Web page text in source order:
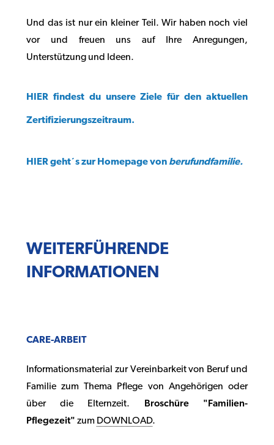
Und das ist nur ein kleiner Teil. Wir haben noch viel
vor und freuen uns auf Ihre Anregungen,
Unterstützung und Ideen.
HIER findest du unsere Ziele für den aktuellen
Zertifizierungszeitraum.
HIER geht´s zur Homepage von berufundfamilie.
WEITERFÜHRENDE
INFORMATIONEN
CARE-ARBEIT
Informationsmaterial zur Vereinbarkeit von Beruf und
Familie zum Thema Pflege von Angehörigen oder
über die Elternzeit.
Broschüre "Familien-
Pflegezeit" zum DOWNLOAD.